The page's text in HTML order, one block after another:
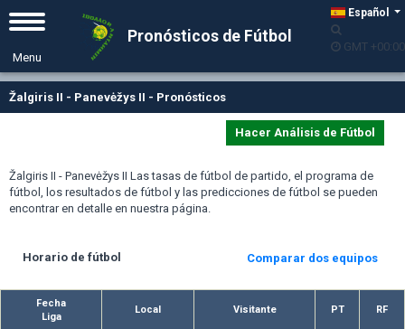
Español
GMT +00:00
Pronósticos de Fútbol
Žalgiris II - Panevėžys II - Pronósticos
Hacer Análisis de Fútbol
Žalgiris II - Panevėžys II Las tasas de fútbol de partido, el programa de
fútbol, los resultados de fútbol y las predicciones de fútbol se pueden
encontrar en detalle en nuestra página.
Horario de fútbol Comparar dos equipos
Fecha
Liga
Local Visitante PT RF